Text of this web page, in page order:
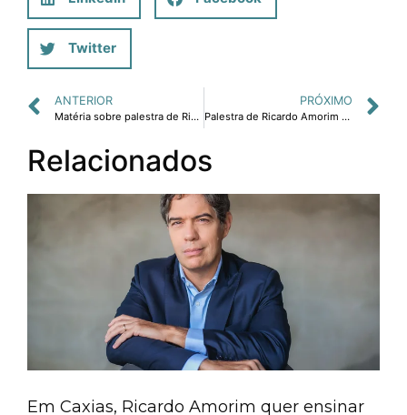
Twitter
ANTERIOR
Matéria sobre palestra de Ricardo Amorim sobre legado da Copa do Mundo.
PRÓXIMO
Palestra de Ricardo Amorim é destaque em evento de construção.
Relacionados
Em Caxias, Ricardo Amorim quer ensinar